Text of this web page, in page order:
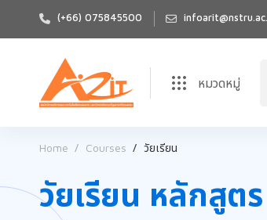
(+66) 075845500
หมวดหมู่
Home Courses วัยเรียน
วัยเรียน หลักสูตร